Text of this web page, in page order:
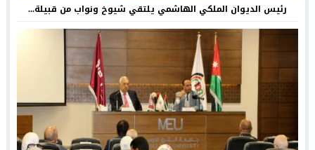
رئيس الديوان الملكي الهاشمي يلتقي شيوخ ونواب من قبيلة...